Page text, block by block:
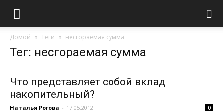
Домой Теги несгораемая сумма
Тег: несгораемая сумма
Что представляет собой вклад
накопительный?
Наталья Рогова - 17.05.2012 0